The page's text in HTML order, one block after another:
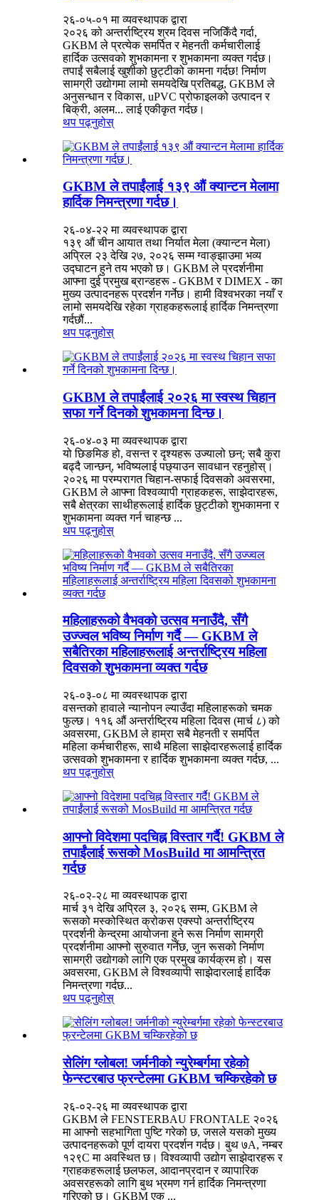
२६-०५-०१ मा व्यवस्थापक द्वारा
२०२६ को अन्तर्राष्ट्रिय श्रम दिवस नजिकिँदै गर्दा,
GKBM ले प्रत्येक समर्पित र मेहनती कर्मचारीलाई
हार्दिक उत्सवको शुभकामना र शुभकामना व्यक्त गर्दछ।
तपाईं सबैलाई खुशीको छुट्टीको कामना गर्दछ! निर्माण
सामग्री उद्योगमा लामो समयदेखि प्रतिबद्ध, GKBM ले
अनुसन्धान र विकास, uPVC प्रोफाइलको उत्पादन र
बिक्री, अलम... लाई एकीकृत गर्दछ।
थप पढ्नुहोस्
GKBM ले तपाईंलाई १३९ औं क्यान्टन मेलामा
हार्दिक निमन्त्रणा गर्दछ।
२६-०४-२२ मा व्यवस्थापक द्वारा
१३९ औं चीन आयात तथा निर्यात मेला (क्यान्टन मेला)
अप्रिल २३ देखि २७, २०२६ सम्म ग्वाङ्झाउमा भव्य
उद्घाटन हुने तय भएको छ। GKBM ले प्रदर्शनीमा
आफ्ना दुई प्रमुख ब्रान्डहरू - GKBM र DIMEX - का
मुख्य उत्पादनहरू प्रदर्शन गर्नेछ। हामी विश्वभरका नयाँ र
लामो समयदेखि रहेका ग्राहकहरूलाई हार्दिक निमन्त्रणा
गर्दछौं...
थप पढ्नुहोस्
GKBM ले तपाईंलाई २०२६ मा स्वस्थ चिहान
सफा गर्ने दिनको शुभकामना दिन्छ।
२६-०४-०३ मा व्यवस्थापक द्वारा
यो छिङमिङ हो, वसन्त र दृश्यहरू उज्यालो छन्; सबै कुरा
बढ्दै जान्छन्, भविष्यलाई पछ्याउन सावधान रहनुहोस्।
२०२६ मा परम्परागत चिहान-सफाई दिवसको अवसरमा,
GKBM ले आफ्ना विश्वव्यापी ग्राहकहरू, साझेदारहरू,
सबै क्षेत्रका साथीहरूलाई हार्दिक छुट्टीको शुभकामना र
शुभकामना व्यक्त गर्न चाहन्छ ...
थप पढ्नुहोस्
महिलाहरूको वैभवको उत्सव मनाउँदै, सँगै
उज्ज्वल भविष्य निर्माण गर्दै — GKBM ले
सबैतिरका महिलाहरूलाई अन्तर्राष्ट्रिय महिला
दिवसको शुभकामना व्यक्त गर्दछ
२६-०३-०८ मा व्यवस्थापक द्वारा
वसन्तको हावाले न्यानोपन ल्याउँदा महिलाहरूको चमक
फुल्छ। ११६ औं अन्तर्राष्ट्रिय महिला दिवस (मार्च ८) को
अवसरमा, GKBM ले हाम्रा सबै मेहनती र समर्पित
महिला कर्मचारीहरू, साथै महिला साझेदारहरूलाई हार्दिक
उत्सवको शुभकामना र हार्दिक शुभकामना व्यक्त गर्दछ, ...
थप पढ्नुहोस्
आफ्नो विदेशमा पदचिह्न विस्तार गर्दै! GKBM ले
तपाईंलाई रूसको MosBuild मा आमन्त्रित
गर्दछ
२६-०२-२८ मा व्यवस्थापक द्वारा
मार्च ३१ देखि अप्रिल ३, २०२६ सम्म, GKBM ले
रूसको मस्कोस्थित क्रोकस एक्स्पो अन्तर्राष्ट्रिय
प्रदर्शनी केन्द्रमा आयोजना हुने रूस निर्माण सामग्री
प्रदर्शनीमा आफ्नो सुरुवात गर्नेछ, जुन रूसको निर्माण
सामग्री उद्योगको लागि एक प्रमुख कार्यक्रम हो। यस
अवसरमा, GKBM ले विश्वव्यापी साझेदारलाई हार्दिक
निमन्त्रणा गर्दछ...
थप पढ्नुहोस्
सेलिंग ग्लोबल! जर्मनीको न्युरेम्बर्गमा रहेको
फेन्स्टरबाउ फ्रन्टेलमा GKBM चम्किरहेको छ
२६-०२-२६ मा व्यवस्थापक द्वारा
GKBM ले FENSTERBAU FRONTALE २०२६
मा आफ्नो सहभागिता पुष्टि गरेको छ, जसले यसको मुख्य
उत्पादनहरूको पूर्ण दायरा प्रदर्शन गर्दछ। बुथ ७A, नम्बर
१२९C मा अवस्थित छ। विश्वव्यापी उद्योग साझेदारहरू र
ग्राहकहरूलाई छलफल, आदानप्रदान र व्यापारिक
अवसरहरूको लागि बुथ भ्रमण गर्न हार्दिक निमन्त्रणा
गरिएको छ। GKBM एक ...